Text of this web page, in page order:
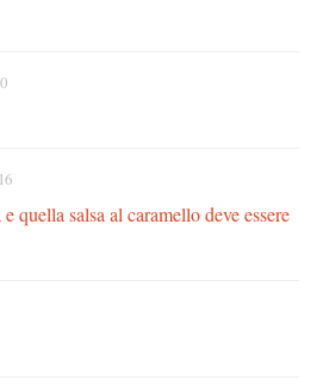
quella salsa al caramello deve essere